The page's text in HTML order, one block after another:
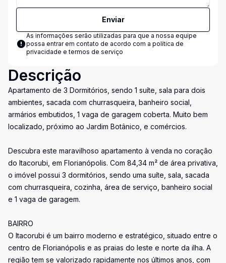
Enviar
As informações serão utilizadas para que a nossa equipe
possa entrar em contato de acordo com a política de
privacidade e termos de serviço
Descrição
Apartamento de 3 Dormitórios, sendo 1 suíte, sala para dois
ambientes, sacada com churrasqueira, banheiro social,
armários embutidos, 1 vaga de garagem coberta. Muito bem
localizado, próximo ao Jardim Botânico, e comércios.
Descubra este maravilhoso apartamento à venda no coração
do Itacorubi, em Florianópolis. Com 84,34 m² de área privativa,
o imóvel possui 3 dormitórios, sendo uma suíte, sala, sacada
com churrasqueira, cozinha, área de serviço, banheiro social
e 1 vaga de garagem.
BAIRRO
O Itacorubi é um bairro moderno e estratégico, situado entre o
centro de Florianópolis e as praias do leste e norte da ilha. A
região tem se valorizado rapidamente nos últimos anos, com